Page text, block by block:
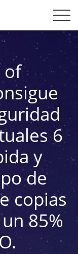
of
6
y
de
copias
85%